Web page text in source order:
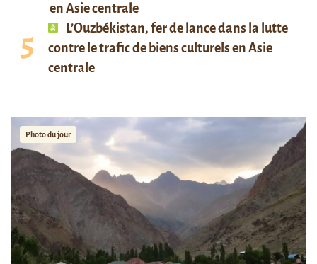
en Asie centrale
L’Ouzbékistan, fer de lance dans la lutte
contre le trafic de biens culturels en Asie
centrale
Photo du jour